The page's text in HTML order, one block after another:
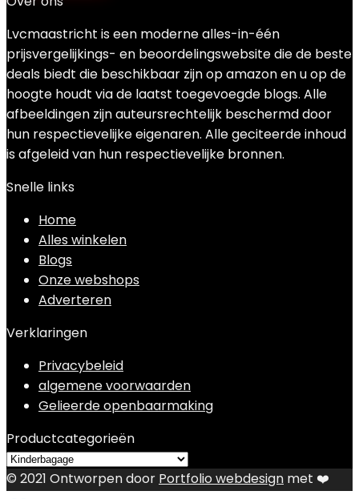
Lvcmaastricht is een moderne alles-in-één
prijsvergelijkings- en beoordelingswebsite die de beste
deals biedt die beschikbaar zijn op amazon en u op de
hoogte houdt via de laatst toegevoegde blogs. Alle
afbeeldingen zijn auteursrechtelijk beschermd door
hun respectievelijke eigenaren. Alle geciteerde inhoud
is afgeleid van hun respectievelijke bronnen.
Snelle links
Home
Alles winkelen
Blogs
Onze webshops
Adverteren
Verklaringen
Privacybeleid
algemene voorwaarden
Gelieerde openbaarmaking
Productcategorieën
© 2021 Ontworpen door Portfolio webdesign met ❤️